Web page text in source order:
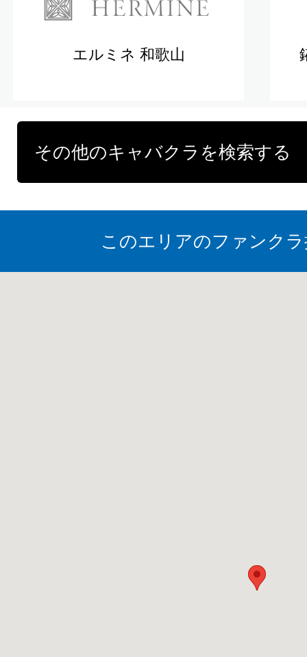
エルミネ 和歌山
その他のキャバクラを検索する
このエリアのファンク